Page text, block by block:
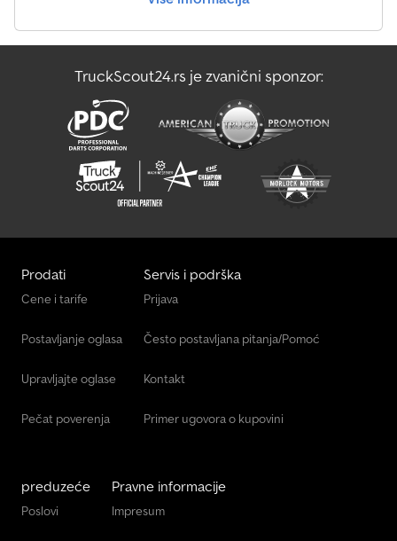
za veću sigurnost 13-polni priključak, EU oprema Točkovi i osovine
klinovi za osiguranje sa nosačem montirani Mogućnosti vezivanja i
sa nosivošću od 400 daN (testirano prema DIN 75410-1)
TruckScout24.rs je zvanični sponzor:
Prodati
Cene i tarife
Postavljanje oglasa
Upravljajte oglase
Pečat poverenja
Servis i podrška
Prijava
Često postavljana pitanja/Pomoć
Kontakt
Primer ugovora o kupovini
preduzeće
Poslovi
Pravne informacije
Impresum